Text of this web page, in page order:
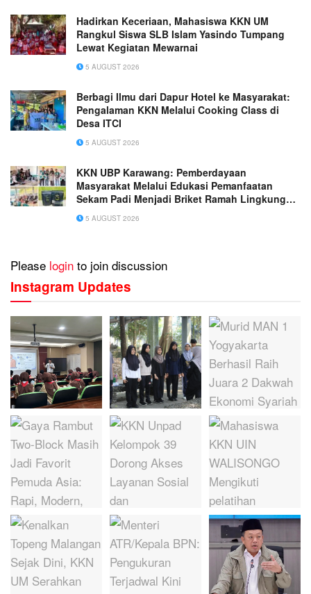
Hadirkan Keceriaan, Mahasiswa KKN UM
Rangkul Siswa SLB Islam Yasindo Tumpang
Lewat Kegiatan Mewarnai
5 AUGUST 2026
Berbagi Ilmu dari Dapur Hotel ke Masyarakat:
Pengalaman KKN Melalui Cooking Class di
Desa ITCI
5 AUGUST 2026
KKN UBP Karawang: Pemberdayaan
Masyarakat Melalui Edukasi Pemanfaatan
Sekam Padi Menjadi Briket Ramah Lingkungan
di Desa Darmaga
5 AUGUST 2026
Please login to join discussion
Instagram Updates